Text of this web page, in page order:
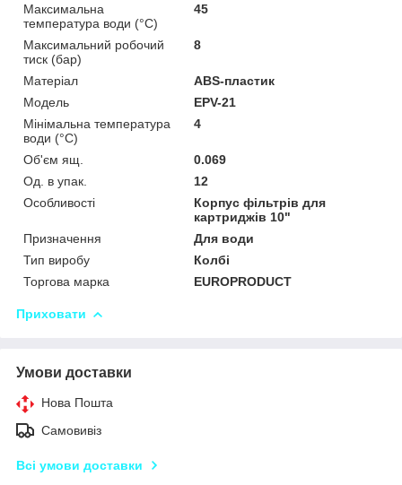
Максимальна
температура води (°C)
45
Максимальний робочий
тиск (бар)
8
Матеріал
ABS-пластик
Мoдель
EPV-21
Мінімальна температура
води (°C)
4
Об'єм ящ.
0.069
Од. в упак.
12
Особливості
Корпус фільтрів для
картриджів 10"
Призначення
Для води
Тип виробу
Колбі
Торгова марка
EUROPRODUCT
Приховати
Умови доставки
Нова Пошта
Самовивіз
Всі умови доставки